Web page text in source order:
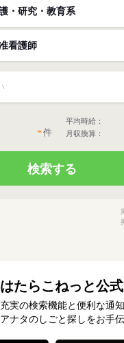
-件
平均時給：
月収換算：
検索する
はたらこねっと公
充実の検索機能と便利な通
アナタのしごと探しをお手伝